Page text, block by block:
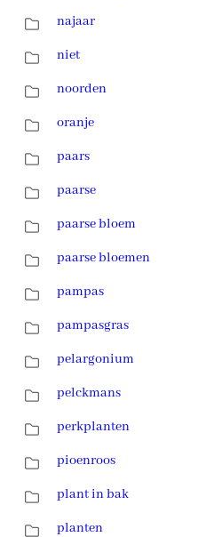
najaar
niet
noorden
oranje
paars
paarse
paarse bloem
paarse bloemen
pampas
pampasgras
pelargonium
pelckmans
perkplanten
pioenroos
plant in bak
planten